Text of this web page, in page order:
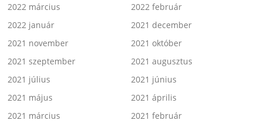
2022 március
2022 február
2022 január
2021 december
2021 november
2021 október
2021 szeptember
2021 augusztus
2021 július
2021 június
2021 május
2021 április
2021 március
2021 február